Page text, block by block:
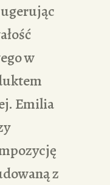
w
Emilia
z